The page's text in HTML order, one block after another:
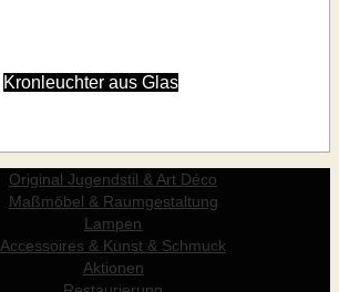
Kronleuchter aus Glas
Original Jugendstil & Art Déco
Maßmöbel & Raumgestaltung
Lampen
Accessoires & Kunst & Schmuck
Aktionen